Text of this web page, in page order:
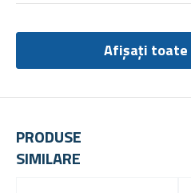
PRODUSE
SIMILARE
Afișați toate